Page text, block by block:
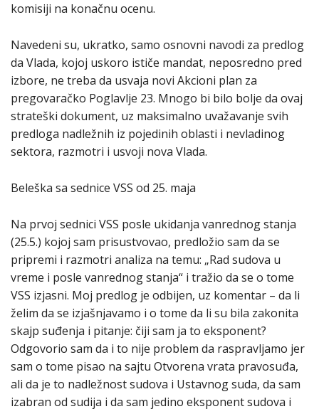
komisiji na konačnu ocenu.
Navedeni su, ukratko, samo osnovni navodi za predlog
da Vlada, kojoj uskoro ističe mandat, neposredno pred
izbore, ne treba da usvaja novi Akcioni plan za
pregovaračko Poglavlje 23. Mnogo bi bilo bolje da ovaj
strateški dokument, uz maksimalno uvažavanje svih
predloga nadležnih iz pojedinih oblasti i nevladinog
sektora, razmotri i usvoji nova Vlada.
Beleška sa sednice VSS od 25. maja
Na prvoj sednici VSS posle ukidanja vanrednog stanja
(25.5.) kojoj sam prisustvovao, predložio sam da se
pripremi i razmotri analiza na temu: „Rad sudova u
vreme i posle vanrednog stanja“ i tražio da se o tome
VSS izjasni. Moj predlog je odbijen, uz komentar – da li
želim da se izjašnjavamo i o tome da li su bila zakonita
skajp suđenja i pitanje: čiji sam ja to eksponent?
Odgovorio sam da i to nije problem da raspravljamo jer
sam o tome pisao na sajtu Otvorena vrata pravosuđa,
ali da je to nadležnost sudova i Ustavnog suda, da sam
izabran od sudija i da sam jedino eksponent sudova i